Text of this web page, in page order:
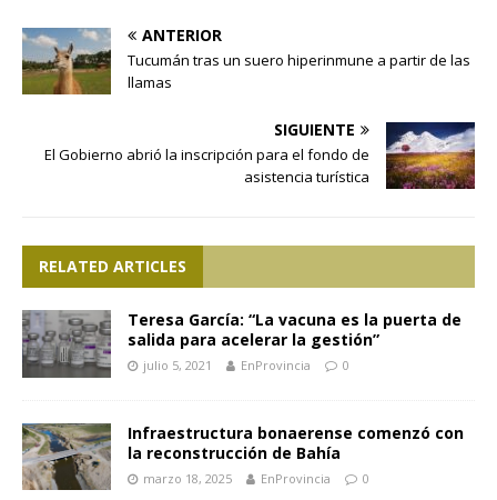
ANTERIOR
Tucumán tras un suero hiperinmune a partir de las
llamas
SIGUIENTE
El Gobierno abrió la inscripción para el fondo de
asistencia turística
RELATED ARTICLES
Teresa García: “La vacuna es la puerta de
salida para acelerar la gestión”
julio 5, 2021 EnProvincia 0
Infraestructura bonaerense comenzó con
la reconstrucción de Bahía
marzo 18, 2025 EnProvincia 0